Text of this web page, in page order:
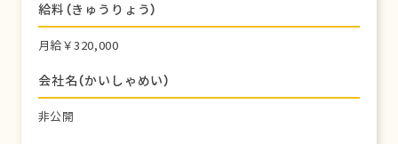
給料（きゅうりょう）
月給￥320,000
会社名（かいしゃめい）
非公開